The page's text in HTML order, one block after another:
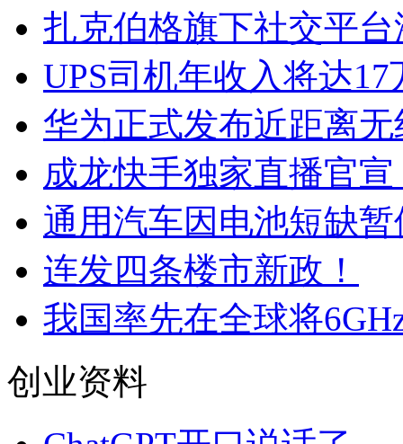
扎克伯格旗下社交平
UPS司机年收入将达
华为正式发布近距离
成龙快手独家直播官
通用汽车因电池短缺
连发四条楼市新政！
我国率先在全球将
创业资料